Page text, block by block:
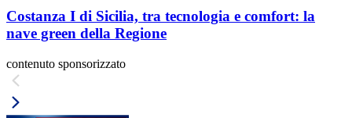
Costanza I di Sicilia, tra tecnologia e comfort: la
nave green della Regione
contenuto sponsorizzato